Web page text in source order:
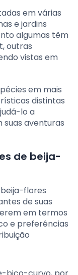
em várias
e jardins
algumas têm
outras
vistas em
em mais
distintas
lo a
suas aventuras
de beija-
flores
de suas
em termos
e preferências